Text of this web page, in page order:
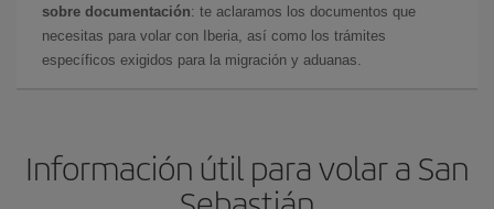
sobre documentación: te aclaramos los documentos que
necesitas para volar con Iberia, así como los trámites
específicos exigidos para la migración y aduanas.
Información útil para volar a San